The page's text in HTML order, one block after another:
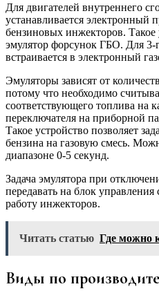
Для двигателей внутреннего
устанавливается электронный
бензиновых инжекторов. Такое
эмулятор форсунок ГБО. Для 3-
встраивается в электронный
Эмуляторы зависят от
потому что необходимо
соответствующего топлива
переключателя на приборной
Такое устройство позволяет
бензина на газовую смесь.
диапазоне 0-5 секунд.
Задача эмулятора при
передавать на блок
работу инжекторов.
Читать статью Где можно
Виды по